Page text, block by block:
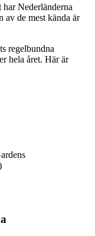
Nederländerna
av de mest kända är
regelbundna
hela året. Här är